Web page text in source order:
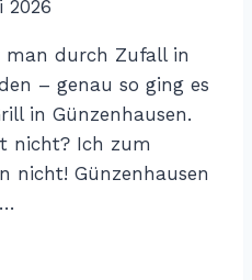
2026
man durch Zufall in
– genau so ging es
in Günzenhausen.
nicht? Ich zum
nicht! Günzenhausen